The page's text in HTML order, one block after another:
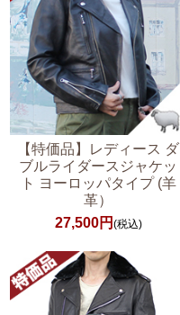
【特価品】レディース ダ
ブルライダースジャケッ
ト ヨーロッパタイプ (羊
革）
27,500円 (税込)